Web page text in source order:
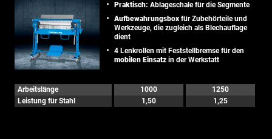
Praktisch: Ablageschale für die Segmente
Aufbewahrungsbox für Zubehörteile und
Werkzeuge, die zugleich als Blechauflage
dient
4 Lenkrollen mit Feststellbremse für den
mobilen Einsatz in der Werkstatt
Arbeitslänge 1000
1250
Leistung für Stahl
1,50 1,25